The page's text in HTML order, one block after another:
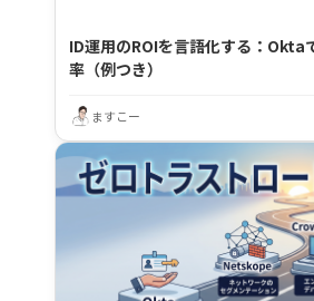
ID運用のROIを言語化する：Okta
率（例つき）
ますこー